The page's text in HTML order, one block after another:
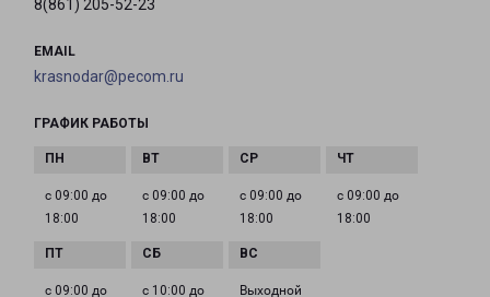
8(861) 205-52-23
EMAIL
krasnodar@pecom.ru
ГРАФИК РАБОТЫ
с 09:00 до
18:00
с 09:00 до
18:00
с 09:00 до
18:00
с 09:00 до
18:00
с 09:00 до с 10:00 до Выходной